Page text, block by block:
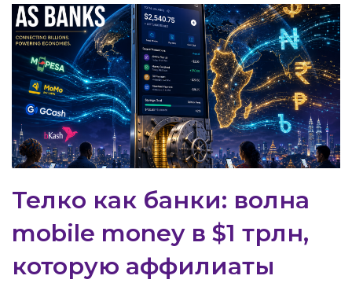
Телко как банки: волна
mobile money в $1 трлн,
которую аффилиаты